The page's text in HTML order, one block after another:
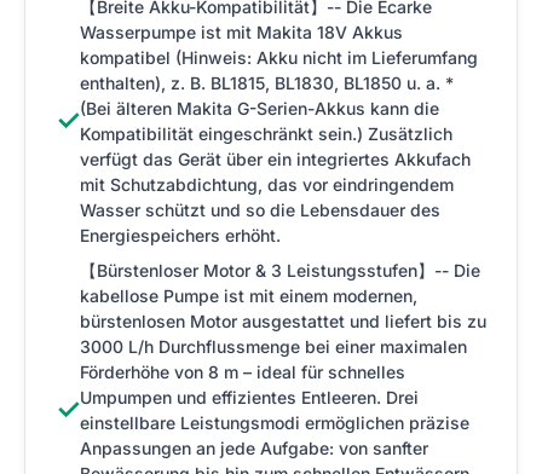
✓
【Breite Akku-Kompatibilität】-- Die Ecarke
Wasserpumpe ist mit Makita 18V Akkus
kompatibel (Hinweis: Akku nicht im Lieferumfang
enthalten), z. B. BL1815, BL1830, BL1850 u. a. *
(Bei älteren Makita G-Serien-Akkus kann die
Kompatibilität eingeschränkt sein.) Zusätzlich
verfügt das Gerät über ein integriertes Akkufach
mit Schutzabdichtung, das vor eindringendem
Wasser schützt und so die Lebensdauer des
Energiespeichers erhöht.
✓
【Bürstenloser Motor & 3 Leistungsstufen】-- Die
kabellose Pumpe ist mit einem modernen,
bürstenlosen Motor ausgestattet und liefert bis zu
3000 L/h Durchflussmenge bei einer maximalen
Förderhöhe von 8 m – ideal für schnelles
Umpumpen und effizientes Entleeren. Drei
einstellbare Leistungsmodi ermöglichen präzise
Anpassungen an jede Aufgabe: von sanfter